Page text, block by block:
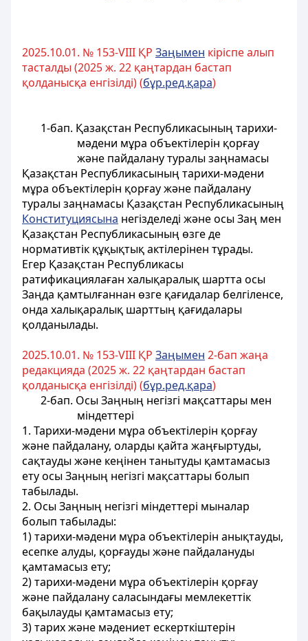
2025.10.01. № 153-VIII ҚР Заңымен кіріспе алып
тасталды (2025 ж. 22 қаңтардан бастап
қолданысқа енгізілді) (бұр.ред.қара)
1-бап. Қазақстан Республикасының тарихи-
мәдени мұра объектілерін қорғау
және пайдалану туралы заңнамасы
Қазақстан Республикасының тарихи-мәдени
мұра объектілерін қорғау және пайдалану
туралы заңнамасы Қазақстан Республикасының
Конституциясына негiзделедi және осы Заң мен
Қазақстан Республикасының өзге де
нормативтiк құқықтық актiлерiнен тұрады.
Егер Қазақстан Республикасы
ратификациялаған халықаралық шартта осы
Заңда қамтылғаннан өзге қағидалар белгіленсе,
онда халықаралық шарттың қағидалары
қолданылады.
2025.10.01. № 153-VIII ҚР Заңымен 2-бап жаңа
редакцияда (2025 ж. 22 қаңтардан бастап
қолданысқа енгізілді) (бұр.ред.қара)
2-бап. Осы Заңның негізгі мақсаттары мен
міндеттері
1. Тарихи-мәдени мұра объектілерін қорғау
және пайдалану, оларды қайта жаңғыртуды,
сақтауды және кеңінен танытуды қамтамасыз
ету осы Заңның негізгі мақсаттары болып
табылады.
2. Осы Заңның негізгі міндеттері мыналар
болып табылады:
1) тарихи-мәдени мұра объектілерін анықтауды,
есепке алуды, қорғауды және пайдалануды
қамтамасыз ету;
2) тарихи-мәдени мұра объектілерін қорғау
және пайдалану саласындағы мемлекеттік
бақылауды қамтамасыз ету;
3) тарих және мәдениет ескерткіштерін